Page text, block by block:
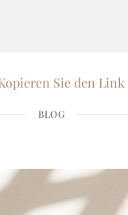
Sie den Link
BLOG